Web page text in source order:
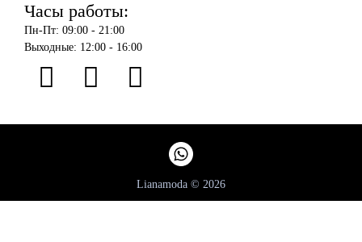
Часы работы:
Пн-Пт: 09:00 - 21:00
Выходные: 12:00 - 16:00
Lianamoda © 2026